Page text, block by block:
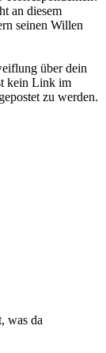
an diesem
seinen Willen
über dein
kein Link im
zu werden.
was da